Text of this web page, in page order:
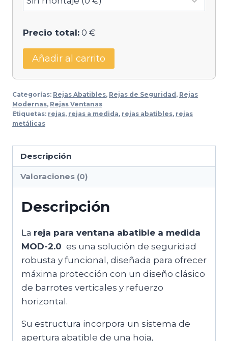
Precio total: 0 €
Añadir al carrito
Categorías: Rejas Abatibles, Rejas de Seguridad , Rejas
Modernas, Rejas Ventanas
Etiquetas: rejas, rejas a medida, rejas abatibles, rejas
metálicas
Descripción
Valoraciones (0)
Descripción
La reja para ventana abatible a medida
MOD-2.0 es una solución de seguridad
robusta y funcional, diseñada para ofrecer
máxima protección con un diseño clásico
de barrotes verticales y refuerzo
horizontal.
Su estructura incorpora un sistema de
apertura abatible de una hoja,